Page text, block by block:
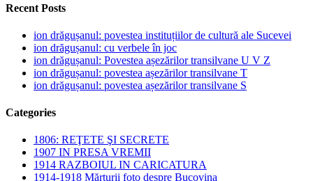
Recent Posts
ion drăgușanul: povestea instituțiilor de cultură ale Sucevei
ion drăgușanul: cu verbele în joc
ion drăgușanul: Povestea așezărilor transilvane U V Z
ion drăgușanul: povestea așezărilor transilvane T
ion drăgușanul: povestea așezărilor transilvane S
Categories
1806: REŢETE ŞI SECRETE
1907 IN PRESA VREMII
1914 RAZBOIUL IN CARICATURA
1914-1918 Mărturii foto despre Bucovina